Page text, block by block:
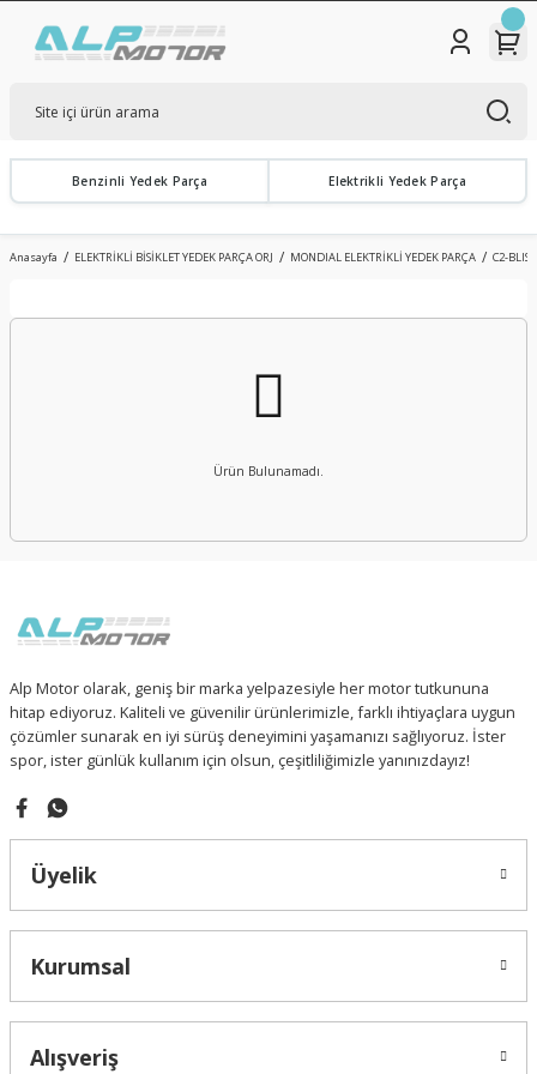
Benzinli Yedek Parça Elektrikli Yedek Parça
Anasayfa ELEKTRİKLİ BİSİKLET YEDEK PARÇA ORJ MONDIAL ELEKTRİKLİ YEDEK PARÇA C2-BLISS
Ürün Bulunamadı.
Alp Motor olarak, geniş bir marka yelpazesiyle her motor tutkununa
hitap ediyoruz. Kaliteli ve güvenilir ürünlerimizle, farklı ihtiyaçlara uygun
çözümler sunarak en iyi sürüş deneyimini yaşamanızı sağlıyoruz. İster
spor, ister günlük kullanım için olsun, çeşitliliğimizle yanınızdayız!
Üyelik
Kurumsal
Alışveriş